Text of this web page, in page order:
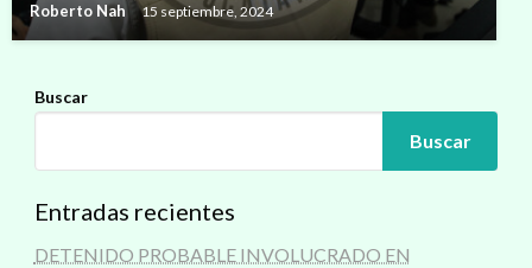
Roberto Nah 15 septiembre, 2024
Buscar
Buscar
Entradas recientes
DETENIDO PROBABLE INVOLUCRADO EN